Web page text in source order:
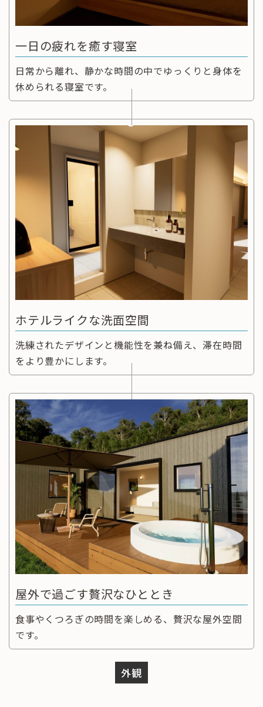
一日の疲れを癒す寝室
日常から離れ、静かな時間の中でゆっくりと身体を
休められる寝室です。
ホテルライクな洗面空間
洗練されたデザインと機能性を兼ね備え、滞在時間
をより豊かにします。
屋外で過ごす贅沢なひととき
食事やくつろぎの時間を楽しめる、贅沢な屋外空間
です。
外観